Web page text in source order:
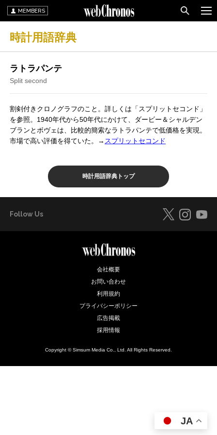
MEMBERS
時計用語辞典
ラトラパンテ
Split second
割剣付きクロノグラフのこと。詳しくは「スプリットセコンド」
を参照。1940年代から50年代にかけて、ダービー＆シャルデン
ブランとボヴェは、比較的簡索なラトラパンテで低価格を実現。
市場で高い評価を得ていた。→ スプリットセコンド
時計用語辞典トップ
Follow Us
会社概要
お問い合わせ
利用規約
プライバシーポリシー
広告掲載
採用情報
Copyright © Simsum Media Co., Ltd. All Rights Reserved.
JA